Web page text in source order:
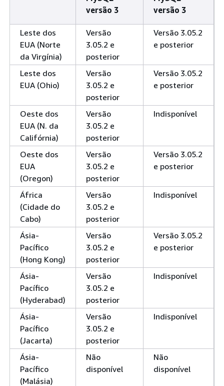
versão 3
versão 3
Leste dos
EUA (Norte
da Virgínia)
Versão
3.05.2 e
posterior
Versão 3.05.2
e posterior
Leste dos
EUA (Ohio)
Versão
3.05.2 e
posterior
Versão 3.05.2
e posterior
Oeste dos
EUA (N. da
Califórnia)
Versão
3.05.2 e
posterior
Indisponível
Oeste dos
EUA
(Oregon)
Versão
3.05.2 e
posterior
Versão 3.05.2
e posterior
África
(Cidade do
Cabo)
Versão
3.05.2 e
posterior
Indisponível
Ásia-
Pacífico
(Hong Kong)
Versão
3.05.2 e
posterior
Versão 3.05.2
e posterior
Ásia-
Pacífico
(Hyderabad)
Versão
3.05.2 e
posterior
Indisponível
Ásia-
Pacífico
(Jacarta)
Versão
3.05.2 e
posterior
Indisponível
Ásia-
Pacífico
(Malásia)
Não
disponível
Não
disponível